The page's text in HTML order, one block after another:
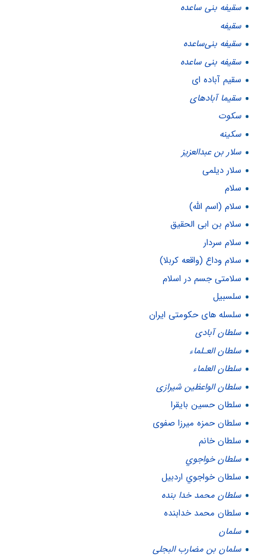
سقيفه بنى ساعده
سقیفه
سقیفه بنى‌ساعده
سقیفه بنی ساعده
سقیم آباده ای
سقیما آبادهای
سكوت
سكينه
سلار بن عبدالعزيز
سلار دیلمی
سلام
سلام (اسم الله)
سلام بن ابی الحقیق
سلام سردار
سلام وداع (واقعه کربلا)
سلامتی جسم در اسلام
سلسبیل
سلسله های حکومتی ایران
سلطان آبادی
سلطان العـلماء
سلطان العلماء
سلطان الواعظين شيرازى
سلطان حسین بایقرا
سلطان حمزه ميرزا صفوى
سلطان خانم
سلطان خواجوي
سلطان خواجوي اردبیل
سلطان محمد خدا بنده
سلطان محمد خدابنده
سلمان
سلمان بن مضارب البجلی